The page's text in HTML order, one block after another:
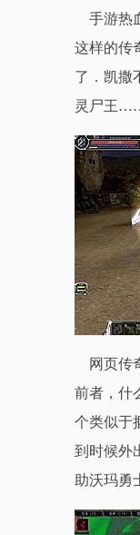
手游热
这样的传
了．凯撒
灵尸王
网页传
前者，什
个类似于
到时候外
助沃玛勇